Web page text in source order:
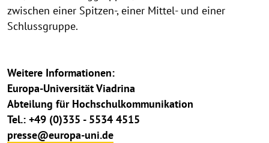
zwischen einer Spitzen-, einer Mittel- und einer
Schlussgruppe.
Weitere Informationen:
Europa-Universität Viadrina
Abteilung für Hochschulkommunikation
Tel.: +49 (0)335 - 5534 4515
presse@europa-uni.de